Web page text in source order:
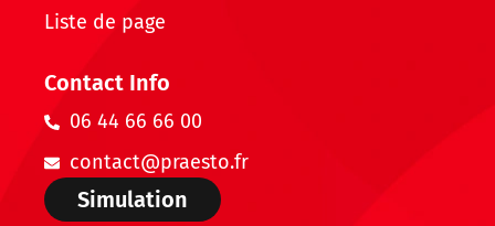
Liste de page
Contact Info
06 44 66 66 00
contact@praesto.fr
Simulation